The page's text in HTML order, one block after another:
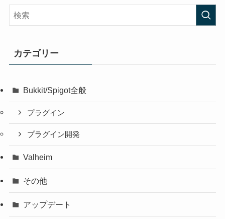
カテゴリー
Bukkit/Spigot全般
プラグイン
プラグイン開発
Valheim
その他
アップデート